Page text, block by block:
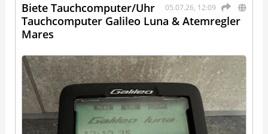
05.07.26, 12:09
Biete Tauchcomputer/Uhr
Tauchcomputer Galileo Luna & Atemregler
Mares